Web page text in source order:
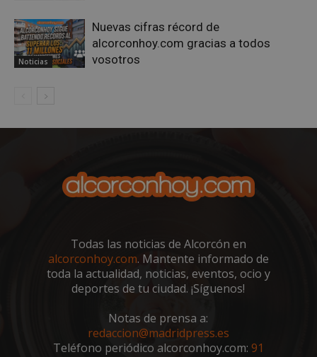
Noticias
Nuevas cifras récord de
alcorconhoy.com gracias a todos
vosotros
Todas las noticias de Alcorcón en
alcorconhoy.com. Mantente informado de
toda la actualidad, noticias, eventos, ocio y
deportes de tu ciudad. ¡Síguenos!
Notas de prensa a:
redaccion@madridpress.es
Teléfono periódico alcorconhoy.com: 91
sp_t Spotify Inc.